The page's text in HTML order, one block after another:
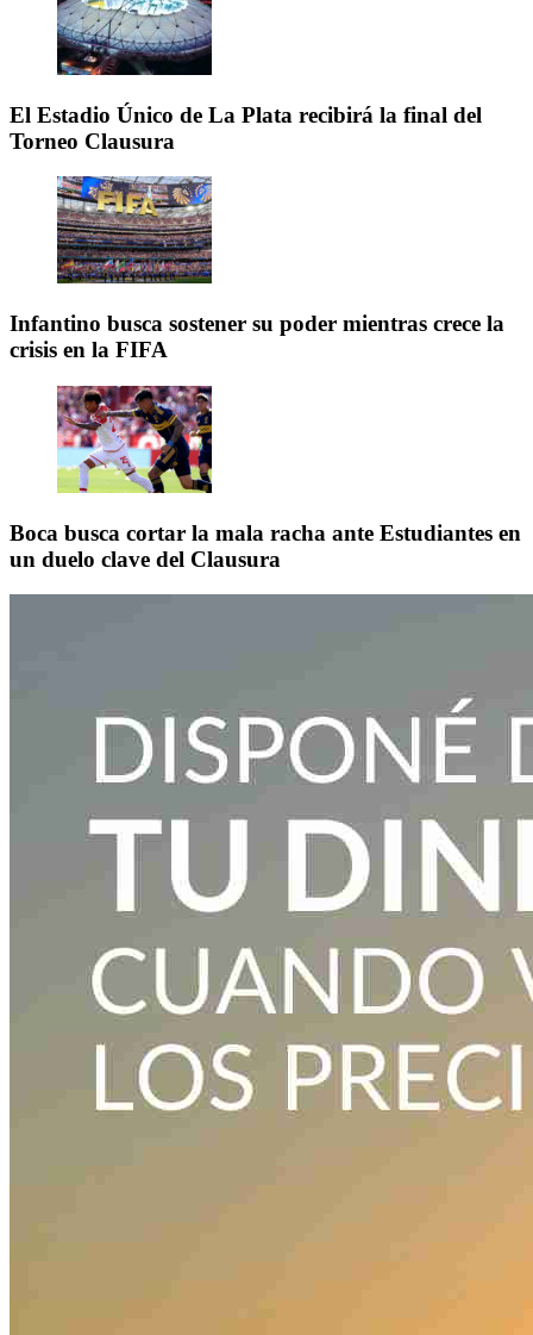
El Estadio Único de La Plata recibirá la final del
Torneo Clausura
Infantino busca sostener su poder mientras crece la
crisis en la FIFA
Boca busca cortar la mala racha ante Estudiantes en
un duelo clave del Clausura